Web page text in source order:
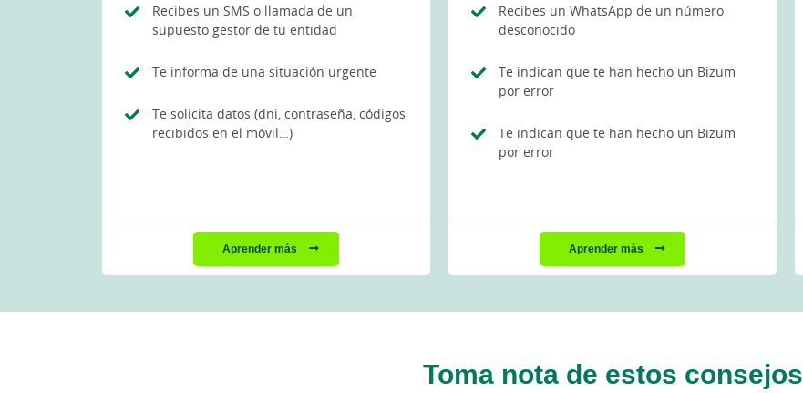
Recibes un SMS o llamada de un
supuesto gestor de tu entidad
Te informa de una situación urgente
Te solicita datos (dni, contraseña, códigos
recibidos en el móvil…)
Aprender más
Recibes un WhatsApp de un número
desconocido
Te indican que te han hecho un Bizum
por error
Te indican que te han hecho un Bizum
por error
Aprender más
Toma nota de estos consejos